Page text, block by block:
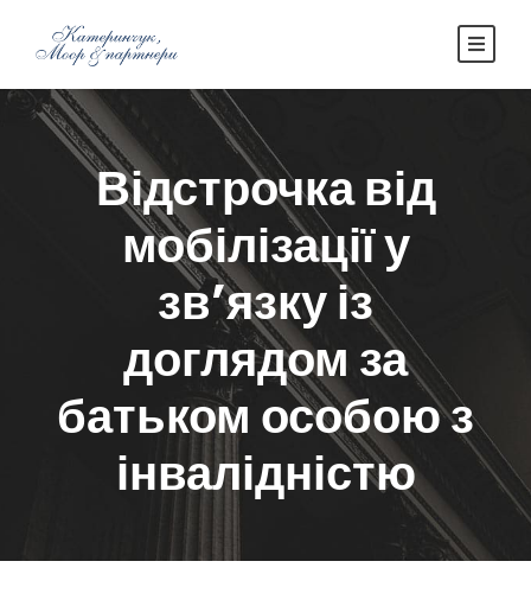
Відстрочка від
мобілізації у
зв’язку із
доглядом за
батьком особою з
інвалідністю